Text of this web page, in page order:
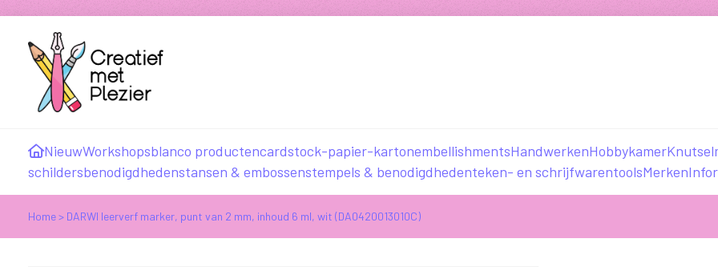
NieuwWorkshopsblanco productencardstock-papier-kartonembellishmentsHandwerkenHobbykamer
schildersbenodigdhedenstansen & embossenstempels & benodigdhedenteken- en schrijfwarentoolsMerken
Home> DARWI leerverf marker, punt van 2 mm, inhoud 6 ml, wit (DA0420013010C)